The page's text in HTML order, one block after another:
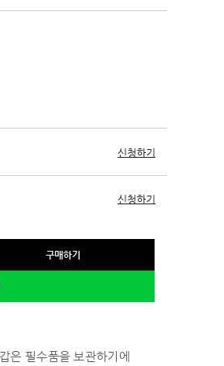
신청하기
신청하기
구매하기
은 필수품을 보관하기에